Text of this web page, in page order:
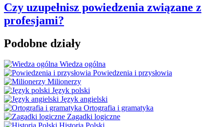
Czy uzupełnisz powiedzenia związane z
profesjami?
Podobne działy
Wiedza ogólna
Powiedzenia i przysłowia
Milionerzy
Język polski
Język angielski
Ortografia i gramatyka
Zagadki logiczne
Historia Polski